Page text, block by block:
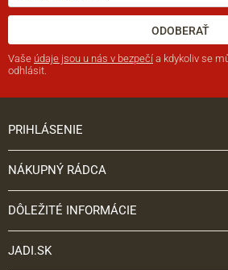
ODOBERAŤ
Vaše údaje jsou u nás v bezpečí a kdykoliv se
odhlásit.
PRIHLÁSENIE
NÁKUPNÝ RÁDCA
DÔLEŽITÉ INFORMÁCIE
JADI.SK